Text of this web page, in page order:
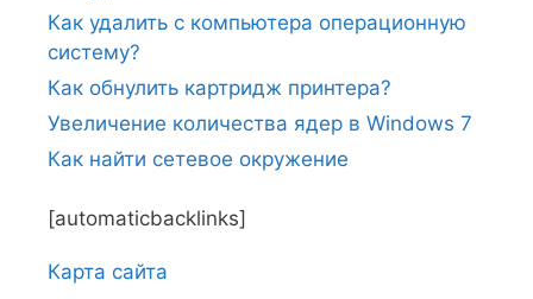
Как удалить с компьютера операционную
систему?
Как обнулить картридж принтера?
Увеличение количества ядер в Windows 7
Как найти сетевое окружение
[automaticbacklinks]
Карта сайтa